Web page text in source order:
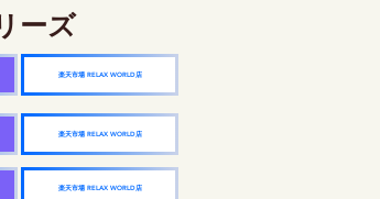
ーズ
楽天市場 RELAX WORLD店
楽天市場 RELAX WORLD店
楽天市場 RELAX WORLD店